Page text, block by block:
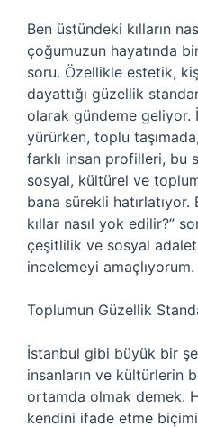
Ben üstündeki kılların
çoğumuzun hayatında
soru. Özellikle estetik,
dayattığı güzellik
olarak gündeme geliyor.
yürürken, toplu
farklı insan profilleri, bu
sosyal, kültürel ve
bana sürekli hatırlatıyor.
kıllar nasıl yok edilir?”
çeşitlilik ve sosyal
incelemeyi amaçlıyorum.
Toplumun Güzellik
İstanbul gibi büyük bir
insanların ve kültürlerin
ortamda olmak demek.
kendini ifade etme